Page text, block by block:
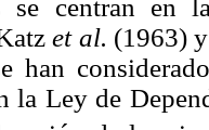
se centran
et al. (1963)
han
la Ley de